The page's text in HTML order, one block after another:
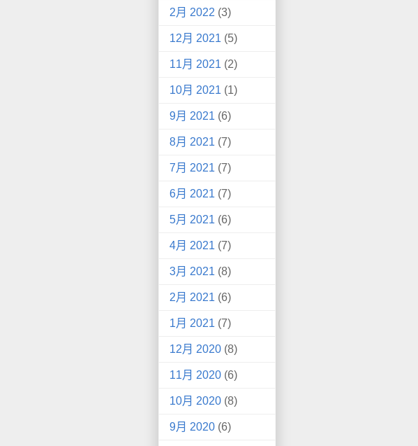
2月 2022 (3)
12月 2021 (5)
11月 2021 (2)
10月 2021 (1)
9月 2021 (6)
8月 2021 (7)
7月 2021 (7)
6月 2021 (7)
5月 2021 (6)
4月 2021 (7)
3月 2021 (8)
2月 2021 (6)
1月 2021 (7)
12月 2020 (8)
11月 2020 (6)
10月 2020 (8)
9月 2020 (6)